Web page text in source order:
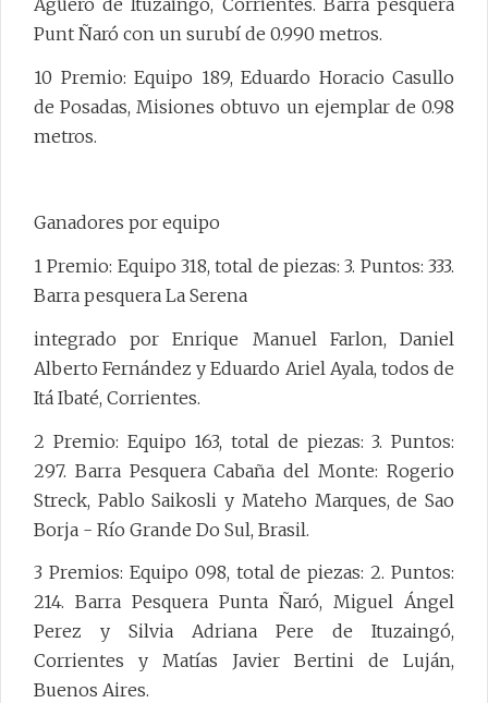
Punt Ñaró con un surubí de 0.990 metros.
10 Premio: Equipo 189, Eduardo Horacio Casullo
de Posadas, Misiones obtuvo un ejemplar de 0.98
metros.
Ganadores por equipo
1 Premio: Equipo 318, total de piezas: 3. Puntos: 333.
Barra pesquera La Serena
integrado por Enrique Manuel Farlon, Daniel
Alberto Fernández y Eduardo Ariel Ayala, todos de
Itá Ibaté, Corrientes.
2 Premio: Equipo 163, total de piezas: 3. Puntos:
297. Barra Pesquera Cabaña del Monte: Rogerio
Streck, Pablo Saikosli y Mateho Marques, de Sao
Borja - Río Grande Do Sul, Brasil.
3 Premios: Equipo 098, total de piezas: 2. Puntos:
214. Barra Pesquera Punta Ñaró, Miguel Ángel
Perez y Silvia Adriana Pere de Ituzaingó,
Corrientes y Matías Javier Bertini de Luján,
Buenos Aires.